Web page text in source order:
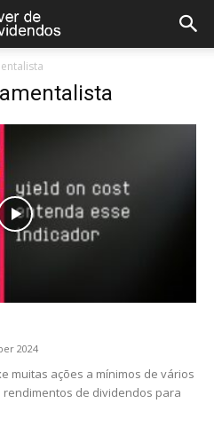
2024
muitas ações a mínimos de vários
de dividendos para